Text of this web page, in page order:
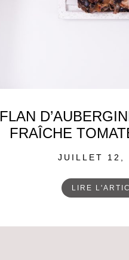
FLAN
FRAÎCHE
POSTED
JUILLET 12,
LIRE